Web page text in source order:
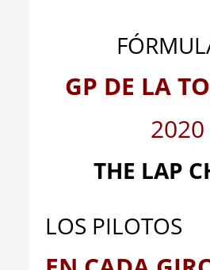
GP DE LA
2020
THE LAP
LOS PILOTOS